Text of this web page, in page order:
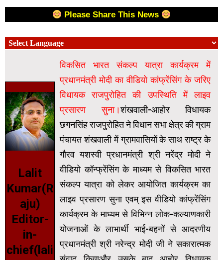
Please Share This News
Lalit
Kumar(R
aju)
Editor-
in-
chief(lali
विकसित भारत संकल्प यात्रा कार्यक्रम में
प्रधानमंत्री मोदी का वीडियो कांफ्रेंसिंग के जरिए
विधायक राजपुरोहित की उपस्थिति में लाइव
प्रसारण सुना।शंखवाली-आहोर विधायक
छगनसिंह राजपुरोहित ने विधान सभा क्षेत्र की ग्राम
पंचायत शंखवाली में ग्रामवासियों के साथ राष्ट्र के
गौरव यशस्वी प्रधानमंत्री श्री नरेंद्र मोदी ने
वीडियो कॉन्फ्रेंसिंग के माध्यम से विकसित भारत
संकल्प यात्रा को लेकर आयोजित कार्यक्रम का
लाइव प्रसारण सुना एवम् इस वीडियो कांफ्रेंसिंग
कार्यक्रम के माध्यम से विभिन्न लोक-कल्याणकारी
योजनाओं के लाभार्थी भाई-बहनों से आदरणीय
प्रधानमंत्री श्री नरेन्द्र मोदी जी ने सकारात्मक